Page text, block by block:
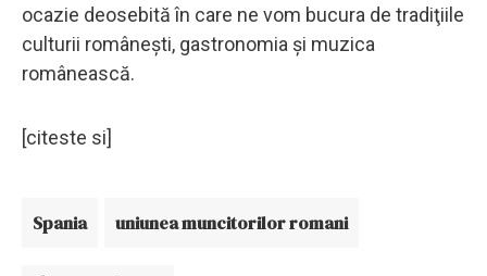
ocazie deosebită în care ne vom bucura de tradiţiile
culturii româneşti, gastronomia şi muzica
românească.
[citeste si]
Spania uniunea muncitorilor romani